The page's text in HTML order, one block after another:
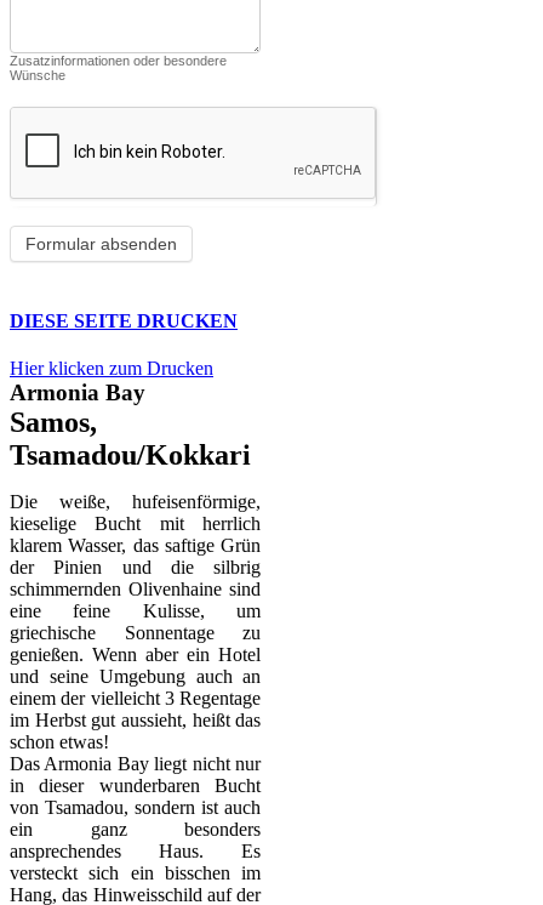
Zusatzinformationen oder besondere
Wünsche
DIESE SEITE DRUCKEN
Hier klicken zum Drucken
Armonia Bay
Samos,
Tsamadou/Kokkari
Die weiße, hufeisenförmige,
kieselige Bucht mit herrlich
klarem Wasser, das saftige Grün
der Pinien und die silbrig
schimmernden Olivenhaine sind
eine feine Kulisse, um
griechische Sonnentage zu
genießen. Wenn aber ein Hotel
und seine Umgebung auch an
einem der vielleicht 3 Regentage
im Herbst gut aussieht, heißt das
schon etwas!
Das Armonia Bay liegt nicht nur
in dieser wunderbaren Bucht
von Tsamadou, sondern ist auch
ein ganz besonders
ansprechendes Haus. Es
versteckt sich ein bisschen im
Hang, das Hinweisschild auf der